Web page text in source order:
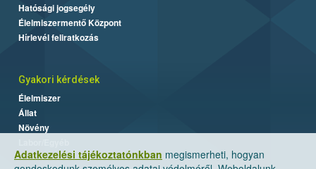
Adatkezelési tájékoztatónkban megismerheti, hogyan
Hatósági jogsegély
Élelmiszermentő Központ
Hírlevél feliratkozás
Gyakori kérdések
Élelmiszer
Állat
Növény